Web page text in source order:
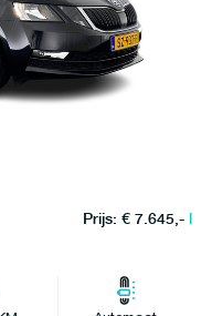
Prijs: € 7.645,-l